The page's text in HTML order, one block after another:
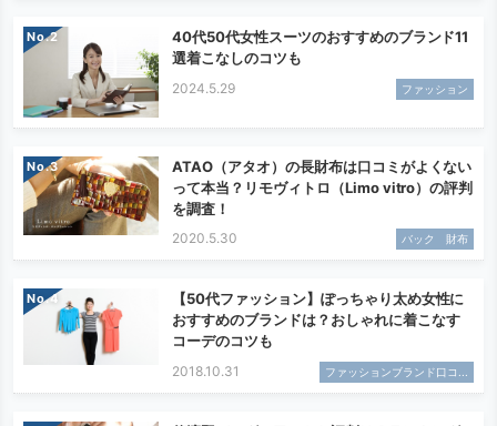
No.
40代50代女性スーツのおすすめのブランド11
選着こなしのコツも
2024.5.29 ファッション
No.
ATAO（アタオ）の長財布は口コミがよくない
って本当？リモヴィトロ（Limo vitro）の評判
を調査！
2020.5.30 バック 財布
No.
【50代ファッション】ぽっちゃり太め女性に
おすすめのブランドは？おしゃれに着こなす
コーデのコツも
2018.10.31 ファッションブランド口コ...